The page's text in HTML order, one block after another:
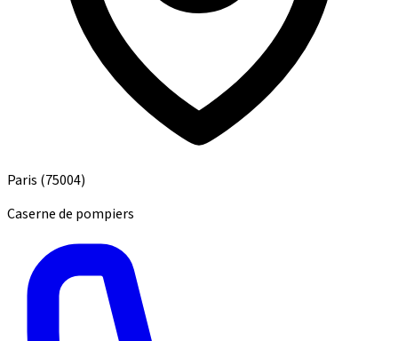
Paris (75004)
Caserne de pompiers